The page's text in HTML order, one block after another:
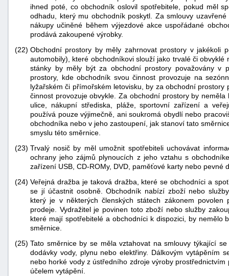
ihned poté, co obchodník oslovil spotřebitele, pokud měl
odhadu, který mu obchodník poskytl. Za smlouvy
nákupy učiněné během výjezdové akce uspořádané
prodává zakoupené výrobky.
(22) Obchodní prostory by měly zahrnovat prostory v jakékoli
automobily), které obchodníkovi slouží jako trvalé či
stánky by měly být za obchodní prostory považovány v
prostory, kde obchodník svou činnost provozuje na
lyžařském či přímořském letovisku, by za obchodní
činnost provozuje obvykle. Za obchodní prostory by
ulice, nákupní střediska, pláže, sportovní zařízení a
používá pouze výjimečně, ani soukromá obydlí nebo
obchodníka nebo v jeho zastoupení, jak stanoví tato
smyslu této směrnice.
(23) Trvalý nosič by měl umožnit spotřebiteli uchovávat
ochrany jeho zájmů plynoucích z jeho vztahu s
zařízení USB, CD-ROMy, DVD, paměťové karty nebo pevné
(24) Veřejná dražba je taková dražba, které se obchodníci a
se jí účastnit osobně. Obchodník nabízí zboží nebo
který je v některých členských státech zákonem
prodeje. Vydražitel je povinen toto zboží nebo služby
které mají spotřebitelé a obchodníci k dispozici, by nemělo
směrnice.
(25) Tato směrnice by se měla vztahovat na smlouvy týkající
dodávky vody, plynu nebo elektřiny. Dálkovým vytápěním
nebo horké vody z ústředního zdroje výroby
účelem vytápění.